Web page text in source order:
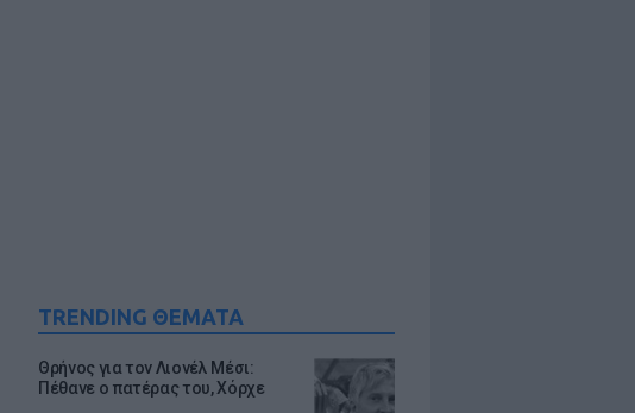
TRENDING ΘΕΜΑΤΑ
Θρήνος για τον Λιονέλ Μέσι:
Πέθανε ο πατέρας του, Χόρχε